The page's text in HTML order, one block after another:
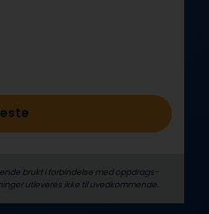
brukt i forbindelse med oppdrags­
utleveres ikke til uvedkommende.